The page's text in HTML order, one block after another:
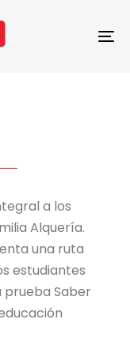
a los
Alquería.
una ruta
estudiantes
Saber